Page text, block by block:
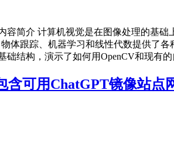
容简介 计算机视觉是在图像处理的基
体跟踪、机器学习和线性代数提供了
结构，演示了如何用OpenCV和现有
可用ChatGPT镜像站点